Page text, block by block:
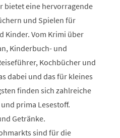
bietet eine hervorragende
und Spielen für
Kinder. Vom Krimi über
Kinderbuch- und
Kochbücher und
dabei und das für kleines
finden sich zahlreiche
prima Lesestoff.
Getränke.
sind für die